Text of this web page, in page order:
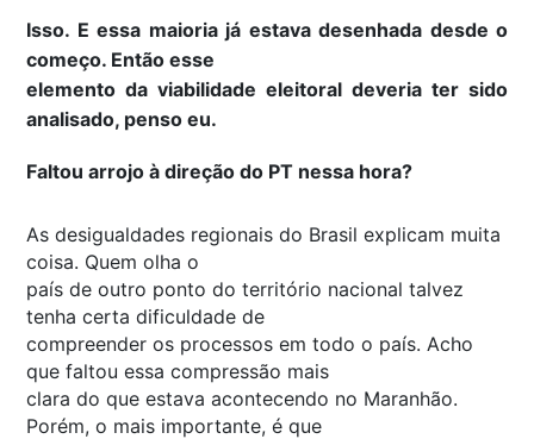
Isso. E essa maioria já estava desenhada desde o
começo. Então esse
elemento da viabilidade eleitoral deveria ter sido
analisado, penso eu.
Faltou arrojo à direção do PT nessa hora?
As desigualdades regionais do Brasil explicam muita
coisa. Quem olha o
país de outro ponto do território nacional talvez
tenha certa dificuldade de
compreender os processos em todo o país. Acho
que faltou essa compressão mais
clara do que estava acontecendo no Maranhão.
Porém, o mais importante, é que